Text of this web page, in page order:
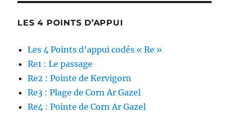
LES 4 POINTS D’APPUI
Les 4 Points d’appui codés « Re »
Re1 : Le passage
Re2 : Pointe de Kervigorn
Re3 : Plage de Corn Ar Gazel
Re4 : Pointe de Corn Ar Gazel